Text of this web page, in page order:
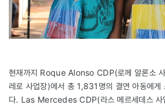
현재까지 Roque Alonso CDP(로께 알론소
레로 사업장)에서 총 1,831명의 결연 아동에게
다. Las Mercedes CDP(라스 메르세데스